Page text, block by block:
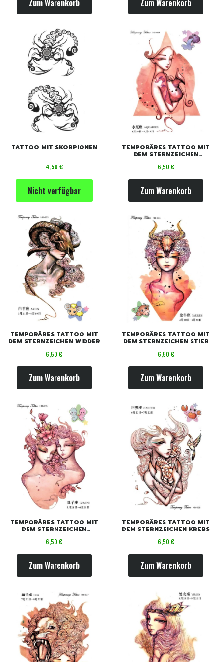
Zum Warenkorb Zum Warenkorb
TATTOO MIT SKORPIONEN
Preis
4,50 €
Nicht verfügbar
TEMPORÄRES TATTOO MIT
DEM STERNZEICHEN
Preis
6,50 €
Zum Warenkorb
TEMPORÄRES TATTOO MIT
DEM STERNZEICHEN WIDDER
Preis
6,50 €
Zum Warenkorb
TEMPORÄRES TATTOO MIT
DEM STERNZEICHEN STIER
Preis
6,50 €
Zum Warenkorb
TEMPORÄRES TATTOO MIT
DEM STERNZEICHEN
Preis
6,50 €
Zum Warenkorb
TEMPORÄRES TATTOO MIT
DEM STERNZEICHEN KREBS
Preis
6,50 €
Zum Warenkorb